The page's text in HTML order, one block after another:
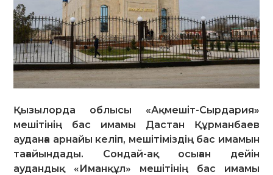
Қызылорда облысы «Ақмешіт-Сырдария»
мешітінің бас имамы Дастан Құрманбаев
ауданға арнайы келіп, мешітіміздің бас имамын
тағайындады. Сондай-ақ осыған дейін
аудандық «Иманқұл» мешітінің бас имамы